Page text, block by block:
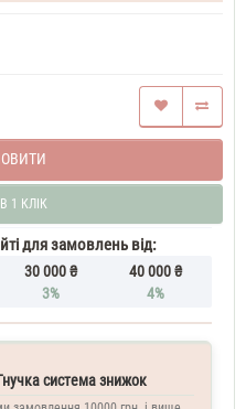
1 КЛІК
для замовлень від:
30 000 ₴
3%
40 000 ₴
4%
система знижок